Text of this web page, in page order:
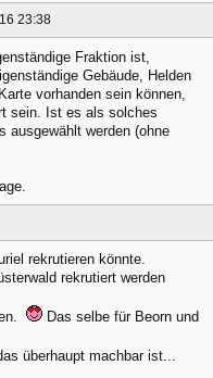
23:38
Fraktion ist,
Gebäude, Helden
vorhanden sein können,
sein. Ist es als solches
ausgewählt werden (ohne
rekrutieren könnte.
rekrutiert werden
Das selbe für Beorn und
überhaupt machbar ist...